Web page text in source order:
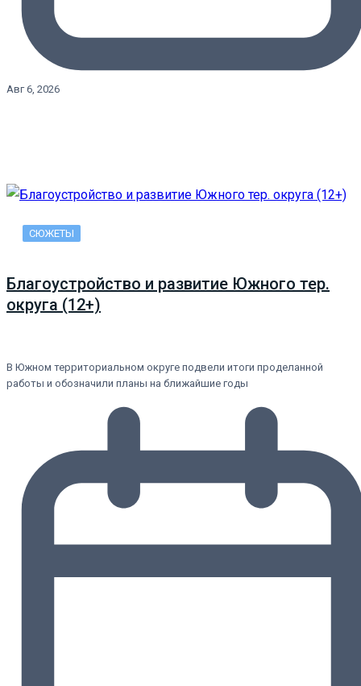
Авг 6, 2026
СЮЖЕТЫ
Благоустройство и развитие Южного тер.
округа (12+)
В Южном территориальном округе подвели итоги проделанной
работы и обозначили планы на ближайшие годы